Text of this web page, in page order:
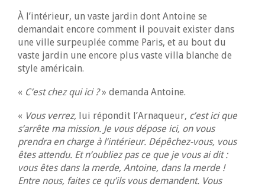
À l’intérieur, un vaste jardin dont Antoine se
demandait encore comment il pouvait exister dans
une ville surpeuplée comme Paris, et au bout du
vaste jardin une encore plus vaste villa blanche de
style américain.
« C’est chez qui ici ?» demanda Antoine.
« Vous verrez, lui répondit l’Arnaqueur, c’est ici que
s’arrête ma mission. Je vous dépose ici, on vous
prendra en charge à l’intérieur. Dépêchez-vous, vous
êtes attendu. Et n’oubliez pas ce que je vous ai dit :
vous êtes dans la merde, Antoine, dans la merde !
Entre nous, faites ce qu’ils vous demandent. Vous